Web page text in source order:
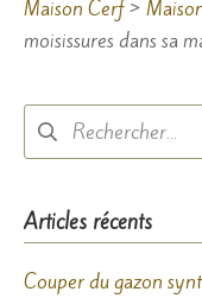
Maison Cerf>
moisissures dans sa
Rechercher :
Articles récents
Couper du gazon